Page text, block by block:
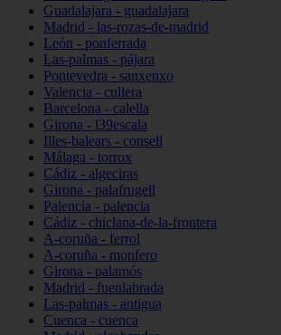
Guadalajara - guadalajara
Madrid - las-rozas-de-madrid
León - ponferrada
Las-palmas - pájara
Pontevedra - sanxenxo
Valencia - cullera
Barcelona - calella
Girona - l39escala
Illes-balears - consell
Málaga - torrox
Cádiz - algeciras
Girona - palafrugell
Palencia - palencia
Cádiz - chiclana-de-la-frontera
A-coruña - ferrol
A-coruña - monfero
Girona - palamós
Madrid - fuenlabrada
Las-palmas - antigua
Cuenca - cuenca